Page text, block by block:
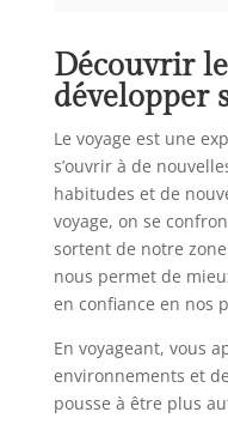
Découvrir
développer
Le voyage est une
s’ouvrir à de
habitudes et de
voyage, on se
sortent de notre
nous permet de
en confiance en nos
En voyageant, vous
environnements et
pousse à être plus